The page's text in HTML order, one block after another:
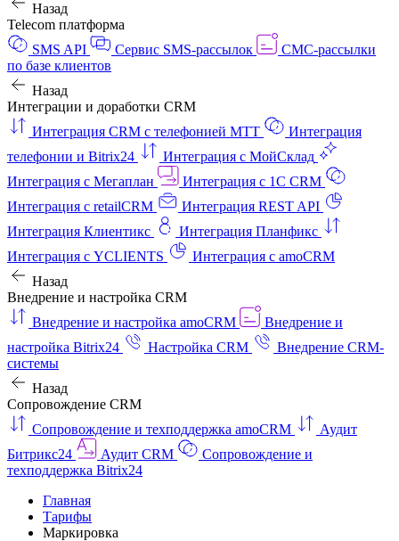
Назад
Telecom платформа
SMS API
Сервис SMS-рассылок
СМС-рассылки
по базе клиентов
Назад
Интеграции и доработки CRM
Интеграция CRM с телефонией МТТ
Интеграция
телефонии и Bitrix24
Интеграция с МойСклад
Интеграция с Мегаплан
Интеграция с 1C CRM
Интеграция с retailCRM
Интеграция REST API
Интеграция Клиентикс
Интеграция Планфикс
Интеграция с YCLIENTS
Интеграция с amoCRM
Назад
Внедрение и настройка CRM
Внедрение и настройка amoCRM
Внедрение и
настройка Bitrix24
Настройка CRM
Внедрение CRM-
системы
Назад
Сопровождение CRM
Сопровождение и техподдержка amoCRM
Аудит
Битрикс24
Аудит CRM
Сопровождение и
техподдержка Bitrix24
Главная
Тарифы
Маркировка